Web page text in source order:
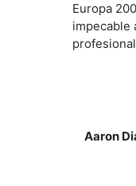
Europa
impecable
equipo.
Ana hacia
todo
nuestras
Aaron